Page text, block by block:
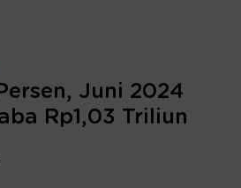
Juni 2024
Rp1,03 Triliun